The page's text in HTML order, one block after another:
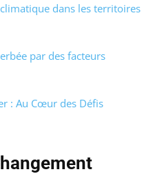
dans les territoires
par des facteurs
: Au Cœur des Défis